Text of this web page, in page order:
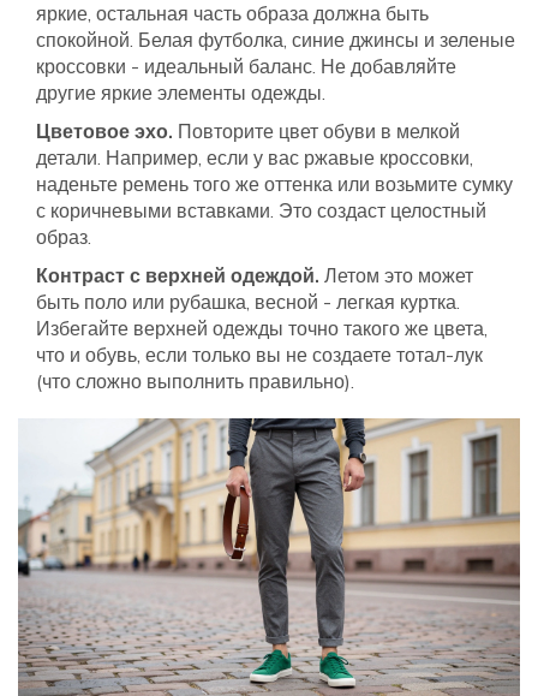
яркие, остальная часть образа должна быть
спокойной. Белая футболка, синие джинсы и зеленые
кроссовки - идеальный баланс. Не добавляйте
другие яркие элементы одежды.
Цветовое эхо. Повторите цвет обуви в мелкой
детали. Например, если у вас ржавые кроссовки,
наденьте ремень того же оттенка или возьмите сумку
с коричневыми вставками. Это создаст целостный
образ.
Контраст с верхней одеждой. Летом это может
быть поло или рубашка, весной - легкая куртка.
Избегайте верхней одежды точно такого же цвета,
что и обувь, если только вы не создаете тотал-лук
(что сложно выполнить правильно).